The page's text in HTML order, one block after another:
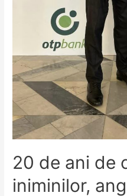
20 de ani de
iniminilor,